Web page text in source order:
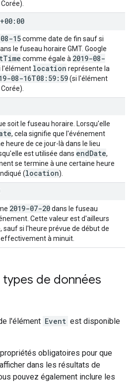
15comme date de fin sauf si
le fuseau horaire GMT. Google
Time comme égale à 2019-08-
l'élément location représente la
08-16T08:59:59(si l'élément
soit le fuseau horaire. Lorsqu'elle
, cela signifie que l'événement
heure de ce jour-là dans le lieu
est utilisée dans endDate,
se termine à une certaine heure
(location).
2019-07-20dans le fuseau
Cette valeur est d'ailleurs
si l'heure prévue de début de
à minuit.
de données
l'élément Event est disponible
obligatoires pour que
dans les résultats de
pouvez également inclure les